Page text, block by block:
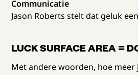
Communicatie
Jason Roberts stelt dat geluk
LUCK SURFACE AREA =
Met andere woorden, hoe meer